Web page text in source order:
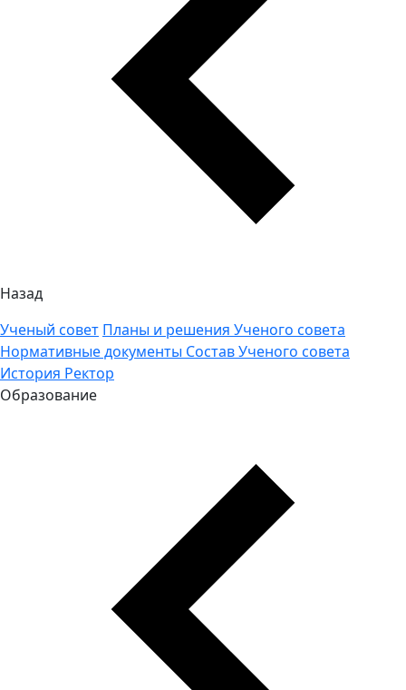
Назад
Ученый совет Планы и решения Ученого совета
Нормативные документы Состав Ученого совета
История Ректор
Образование